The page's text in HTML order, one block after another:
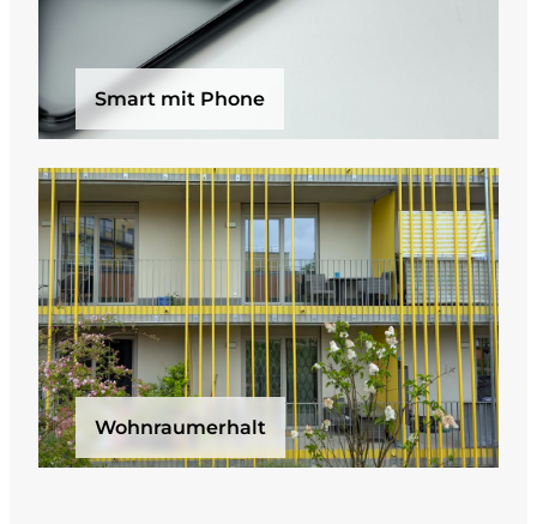
Smart mit Phone
Wohnraumerhalt